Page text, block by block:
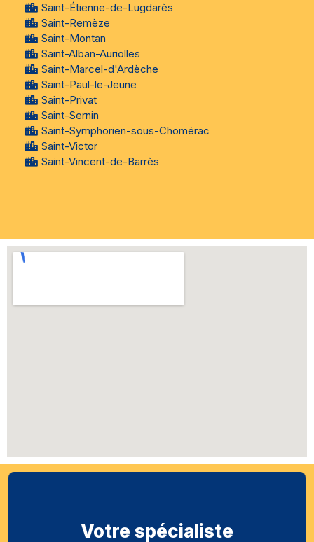
Saint-Étienne-de-Lugdarès
Saint-Remèze
Saint-Montan
Saint-Alban-Auriolles
Saint-Marcel-d'Ardèche
Saint-Paul-le-Jeune
Saint-Privat
Saint-Sernin
Saint-Symphorien-sous-Chomérac
Saint-Victor
Saint-Vincent-de-Barrès
Votre spécialiste